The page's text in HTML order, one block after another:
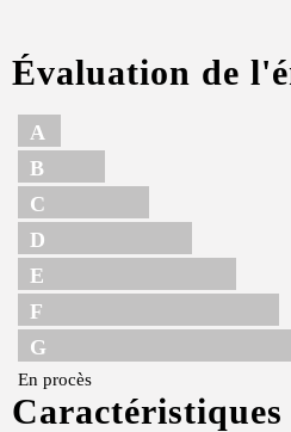
Évaluation de
A
B
C
D
E
F
G
En procès
Caractéristiques